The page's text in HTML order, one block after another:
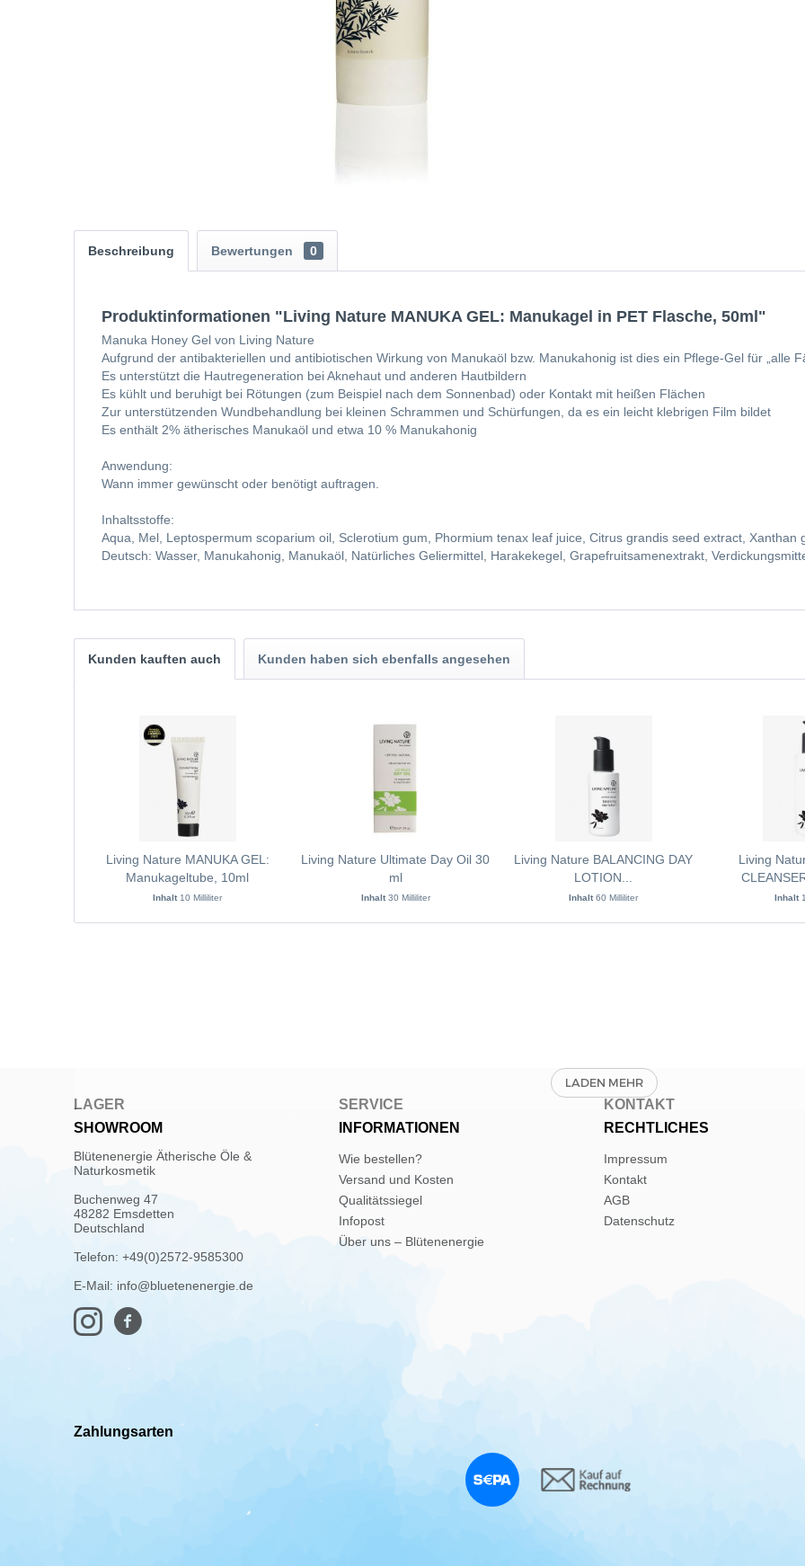
Beschreibung Bewertungen 0
Produktinformationen "Living Nature MANUKA GEL: Manukagel in PET Flasche, 50ml"
Manuka Honey Gel von Living Nature
Aufgrund der antibakteriellen und antibiotischen Wirkung von Manukaöl bzw. Manukahonig ist dies ein Pflege-Gel für „alle
Es unterstützt die Hautregeneration bei Aknehaut und anderen Hautbildern
Es kühlt und beruhigt bei Rötungen (zum Beispiel nach dem Sonnenbad) oder Kontakt mit heißen Flächen
Zur unterstützenden Wundbehandlung bei kleinen Schrammen und Schürfungen, da es ein leicht klebrigen Film bildet
Es enthält 2% ätherisches Manukaöl und etwa 10 % Manukahonig
Anwendung:
Wann immer gewünscht oder benötigt auftragen.
Inhaltsstoffe:
Aqua, Mel, Leptospermum scoparium oil, Sclerotium gum, Phormium tenax leaf juice, Citrus grandis seed extract, Xanthan
Deutsch: Wasser, Manukahonig, Manukaöl, Natürliches Geliermittel, Harakekegel, Grapefruitsamenextrakt,
Kunden kauften auch Kunden haben sich ebenfalls angesehen
Living Nature MANUKA GEL:
Manukageltube, 10ml
Inhalt 10 Milliliter
Living Nature Ultimate Day Oil 30
ml
Inhalt 30 Milliliter
Living Nature BALANCING DAY
LOTION...
Inhalt60 Milliliter
Living
Inhalt
LAGER
SHOWROOM
Blütenenergie Ätherische Öle &
Naturkosmetik
Buchenweg 47
48282 Emsdetten
Deutschland
Telefon: +49(0)2572-9585300
E-Mail: info@bluetenenergie.de
SERVICE
INFORMATIONEN
Wie bestellen?
Versand und Kosten
Qualitätssiegel
Infopost
Über uns – Blütenenergie
KONTAKT
RECHTLICHES
Impressum
Kontakt
AGB
Datenschutz
Zahlungsarten